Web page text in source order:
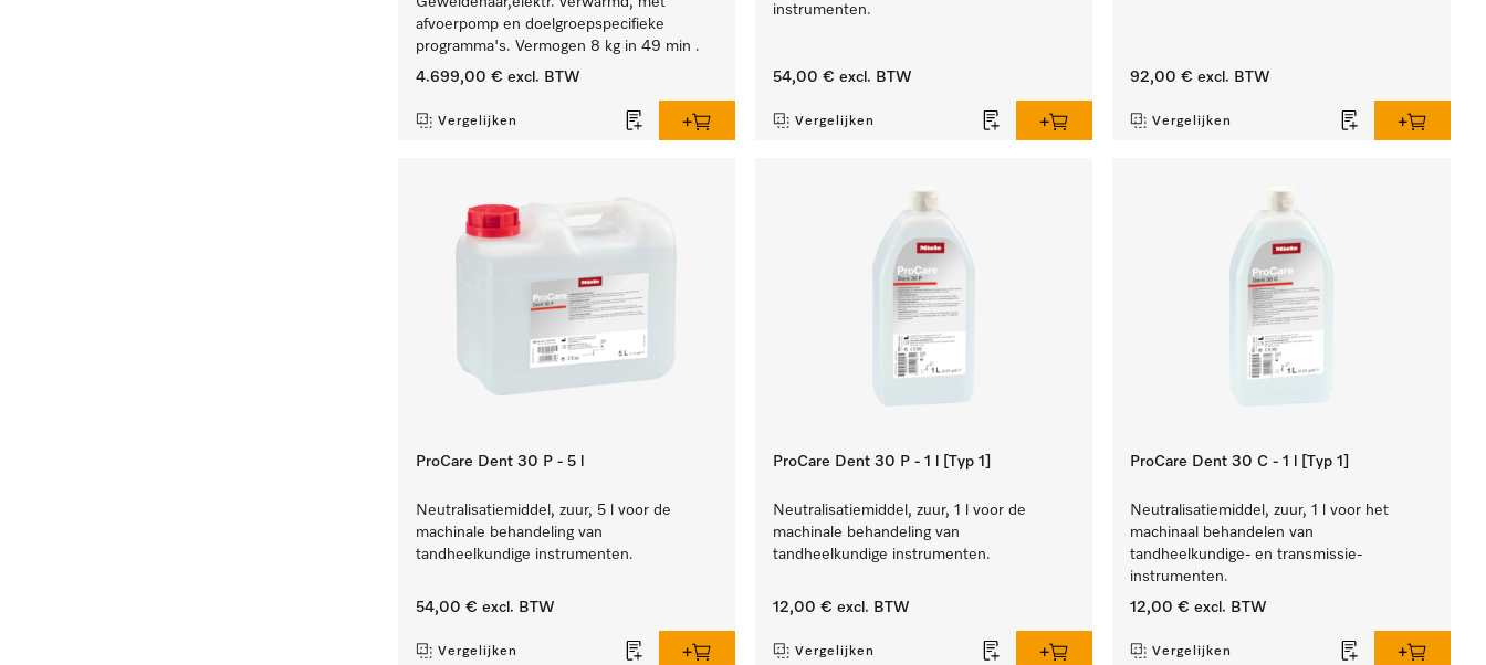
afvoerpomp en doelgroepspecifieke
programma's. Vermogen 8 kg in 49 min .
4.699,00 € excl. BTW
Vergelijken
instrumenten.
54,00 € excl. BTW
Vergelijken
92,00 € excl. BTW
Vergelijken
ProCare Dent 30 P - 5 l
Neutralisatiemiddel, zuur, 5 l voor de
machinale behandeling van
tandheelkundige instrumenten.
54,00 € excl. BTW
Vergelijken
ProCare Dent 30 P - 1 l [Typ 1]
Neutralisatiemiddel, zuur, 1 l voor de
machinale behandeling van
tandheelkundige instrumenten.
12,00 € excl. BTW
Vergelijken
ProCare Dent 30 C - 1 l [Typ 1]
Neutralisatiemiddel, zuur, 1 l voor het
machinaal behandelen van
tandheelkundige- en transmissie-
instrumenten.
12,00 € excl. BTW
Vergelijken